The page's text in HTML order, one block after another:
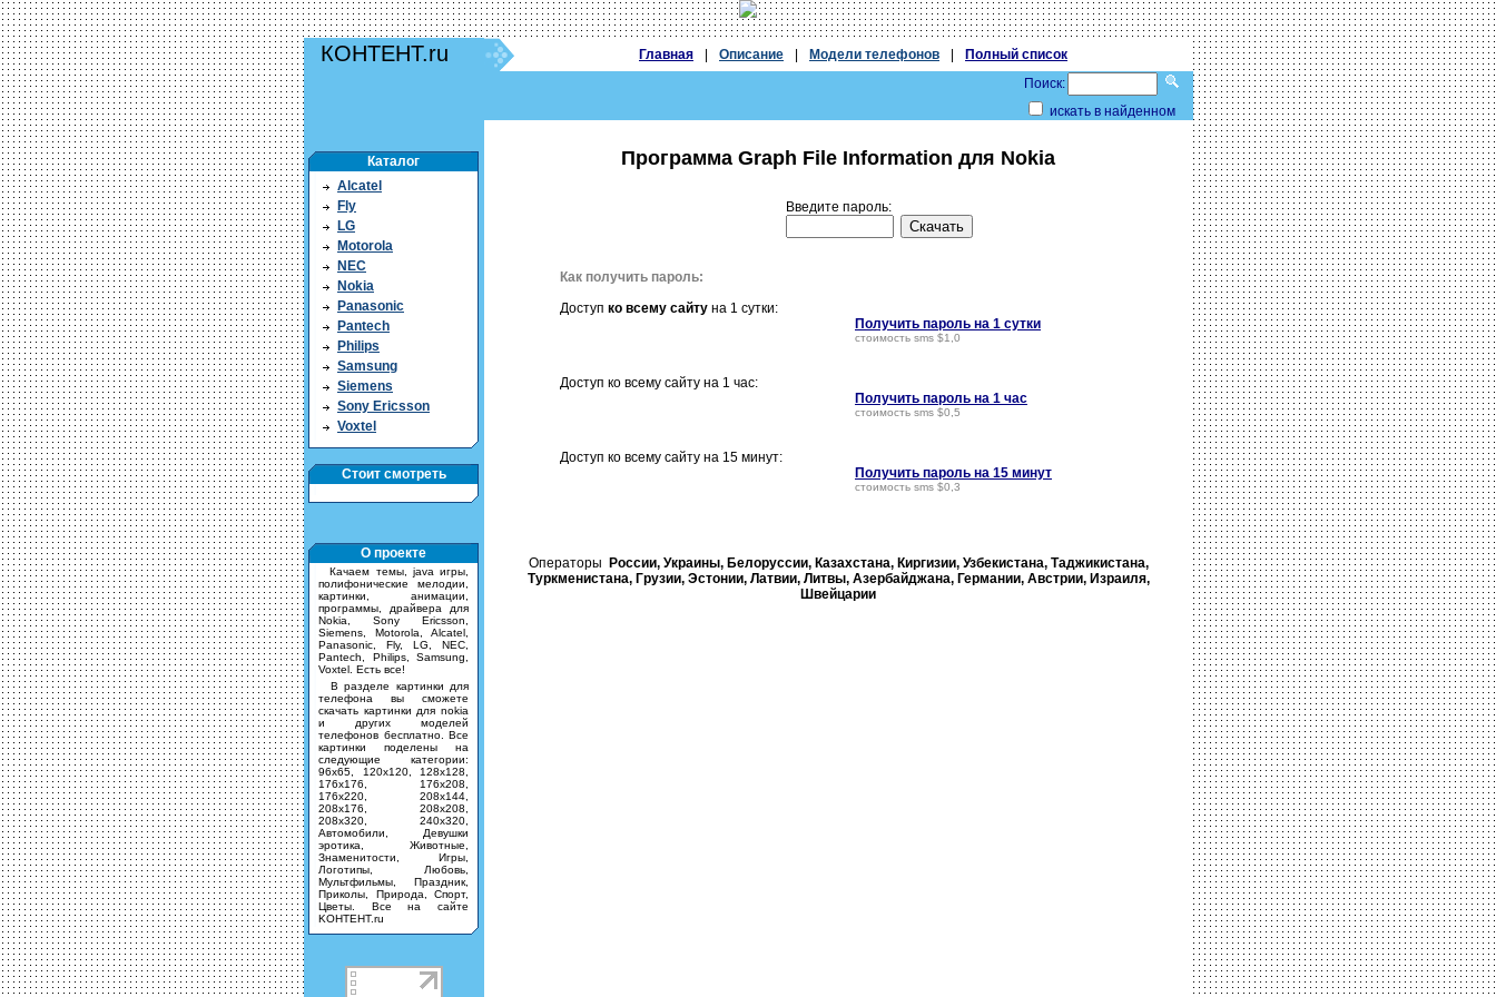
КОНТЕНТ.ru Главная Описание Модели телефонов
Полный список
Поиск:
искать в найденном
Каталог
Alcatel
Fly
LG
Motorola
NEC
Nokia
Panasonic
Pantech
Philips
Samsung
Siemens
Sony Ericsson
Voxtel
Стоит смотреть
О проекте
Качаем темы, java игры,
полифонические мелодии,
картинки, анимации,
программы, драйвера для
Nokia, Sony Ericsson,
Siemens, Motorola, Alcatel,
Panasonic, Fly, LG, NEC,
Pantech, Philips, Samsung,
Voxtel. Есть все!
В разделе картинки для
телефона вы сможете
скачать картинки для nokia
и других моделей
телефонов бесплатно. Все
картинки поделены на
следующие категории:
96х65, 120х120, 128х128,
176х176, 176х208,
176х220, 208х144,
208х176, 208х208,
208х320, 240х320,
Автомобили, Девушки
эротика, Животные,
Знаменитости, Игры,
Логотипы, Любовь,
Мультфильмы, Праздник,
Приколы, Природа, Спорт,
Цветы. Все на сайте
KOHTEHT.ru
Программа Graph File Information для Nokia
Введите пароль:
Как получить пароль:
Доступ ко всему сайту на 1 сутки:
Получить пароль на 1 сутки
стоимость sms $1,0
Доступ ко всему сайту на 1 час:
Получить пароль на 1 час
стоимость sms $0,5
Доступ ко всему сайту на 15 минут:
Получить пароль на 15 минут
стоимость sms $0,3
Операторы
России, Украины, Белорусcии, Казахстана, Киргизии, Узбекистана, Таджикистана,
Туркменистана, Грузии, Эстонии, Латвии, Литвы, Азербайджана, Германии, Австрии, Израиля,
Швейцарии